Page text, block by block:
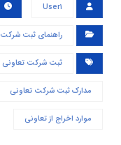
User۱
راهنمای ثبت شرکت
ثبت شرکت تعاونی
مدارک ثبت شرکت تعاونی
موارد اخراج از تعاونی